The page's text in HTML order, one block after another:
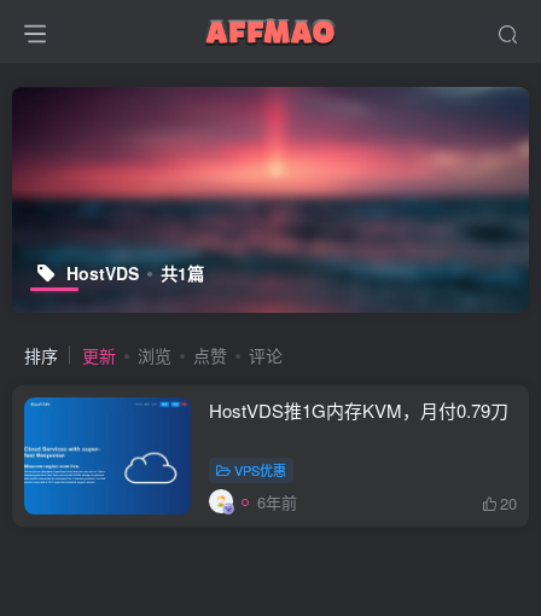
HostVDS 共1篇
排序 更新 浏览 点赞 评论
HostVDS推1G内存KVM，月付0.79刀
VPS优惠
6年前 20